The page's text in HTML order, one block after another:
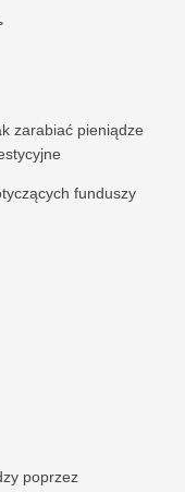
zarabiać pieniądze
funduszy
poprzez